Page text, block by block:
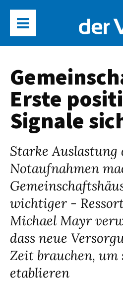
Erste
Signale
Starke Auslastung
Notaufnahmen
wichtiger -
Michael Mayr
dass neue
Zeit brauchen, um
etablieren